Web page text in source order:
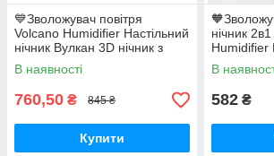
💙Зволожувач повітря
Volcano Humidifier Настільний
нічник Вулкан 3D нічник з
підставкою
В наявності
760,50 ₴ 845 ₴
Купити
нічник
Humidifier
В
582 ₴